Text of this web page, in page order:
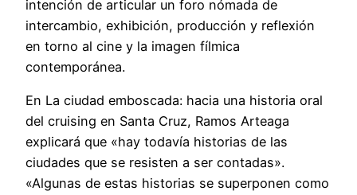
intención de articular un foro nómada de
intercambio, exhibición, producción y reflexión
en torno al cine y la imagen fílmica
contemporánea.
En La ciudad emboscada: hacia una historia oral
del cruising en Santa Cruz, Ramos Arteaga
explicará que «hay todavía historias de las
ciudades que se resisten a ser contadas».
«Algunas de estas historias se superponen como